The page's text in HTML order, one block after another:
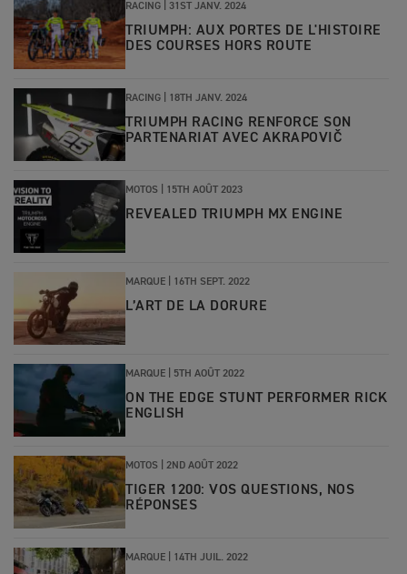
RACING | 31ST JANV. 2024
TRIUMPH: AUX PORTES DE L'HISTOIRE
DES COURSES HORS ROUTE
RACING 18TH JANV. 2024
TRIUMPH RACING RENFORCE SON
PARTENARIAT AVEC AKRAPOVIČ
MOTOS 15TH AOÛT 2023
REVEALED TRIUMPH MX ENGINE
MARQUE 16TH SEPT. 2022
L’ART DE LA DORURE
MARQUE 5TH AOÛT 2022
ON THE EDGE STUNT PERFORMER RICK
ENGLISH
MOTOS 2ND AOÛT 2022
TIGER 1200: VOS QUESTIONS, NOS
RÉPONSES
MARQUE 14TH JUIL. 2022